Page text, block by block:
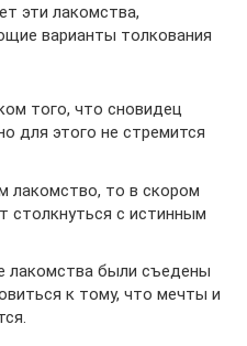
эти лакомства,
варианты толкования
того, что сновидец
для этого не стремится
лакомство, то в скором
столкнуться с истинным
лакомства были съедены
к тому, что мечты и